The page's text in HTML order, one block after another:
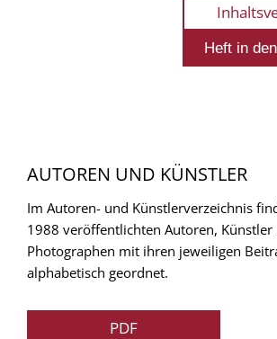
AUTOREN UND KÜNSTLER
Im Autoren- und Künstlerverzeichnis
1988 veröffentlichten Autoren, Künstler
Photographen mit ihren jeweiligen
alphabetisch geordnet.
PDF